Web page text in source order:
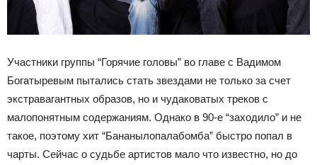
Участники группы “Горячие головы” во главе с Вадимом
Богатыревым пытались стать звездами не только за счет
экстравагантных образов, но и чудаковатых треков с
малопонятным содержаниям. Однако в 90-е “заходило” и не
такое, поэтому хит “Бананылопалабомба” быстро попал в
чарты. Сейчас о судьбе артистов мало что известно, но до